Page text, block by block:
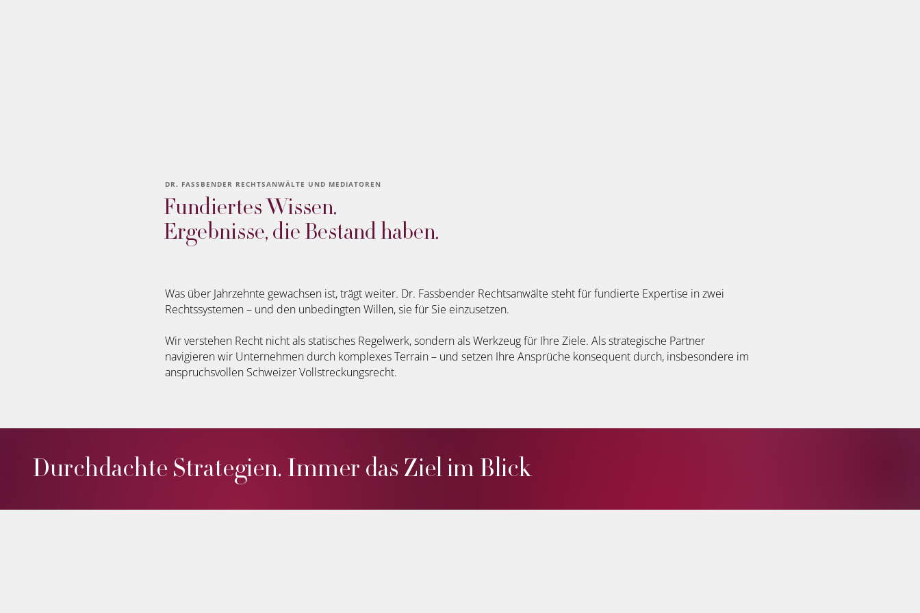
DR. FASSBENDER RECHTSANWÄLTE UND MEDIATOREN
Fundiertes Wissen.
Ergebnisse, die Bestand haben.
Was über Jahrzehnte gewachsen ist, trägt weiter. Dr. Fassbender Rechtsanwälte steht für fundierte Expertise in zwei
Rechtssystemen – und den unbedingten Willen, sie für Sie einzusetzen.
Wir verstehen Recht nicht als statisches Regelwerk, sondern als Werkzeug für Ihre Ziele. Als strategische Partner
navigieren wir Unternehmen durch komplexes Terrain – und setzen Ihre Ansprüche konsequent durch, insbesondere im
anspruchsvollen Schweizer Vollstreckungsrecht.
Durchdachte Strategien. Immer das Ziel im Blick